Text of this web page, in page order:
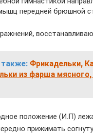
передней брюшной
Фрикадельки,
из фарша
положение (И.П)
прижимать